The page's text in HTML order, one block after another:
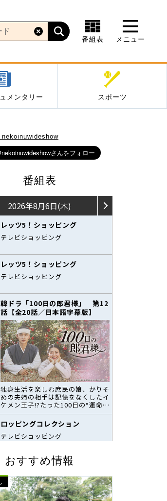
番組表 メニュー
メンタリー スポーツ
番組表
おすすめ情報